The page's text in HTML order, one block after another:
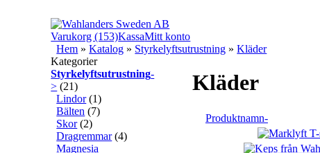
Varukorg (153)KassaMitt konto
Hem »Katalog » Styrkelyftsutrustning »Kläder
Kläder
Produktnamn-
Kategorier
Styrkelyftsutrustning-
> (21)
Lindor(1)
Bälten (7)
Skor(2)
Dragremmar(4)
Magnesia